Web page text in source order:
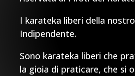
I karateka liberi della
Indipendente.
Sono karateka liberi che
la gioia di praticare, che si